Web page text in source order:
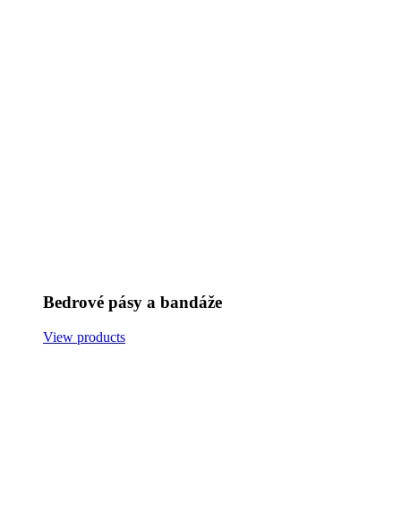
Bedrové pásy a bandáže
View products